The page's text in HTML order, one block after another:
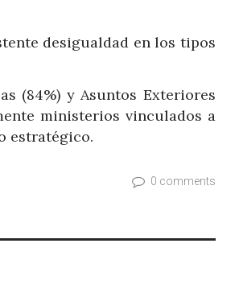
desigualdad en los tipos
(84%) y Asuntos Exteriores
ministerios vinculados a
estratégico.
0 comments